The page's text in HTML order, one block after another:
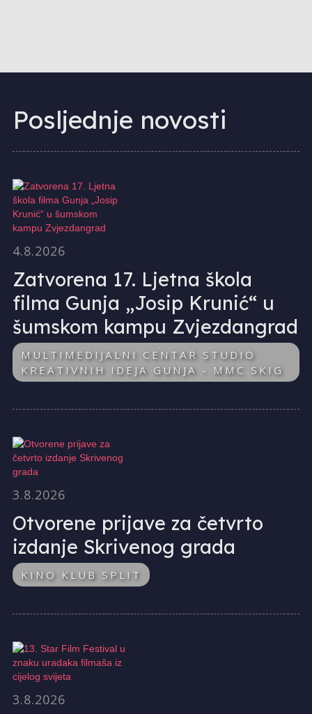
Posljednje novosti
4.8.2026
Zatvorena 17. Ljetna škola
filma Gunja „Josip Krunić“ u
šumskom kampu Zvjezdangrad
MULTIMEDIJALNI CENTAR STUDIO
KREATIVNIH IDEJA GUNJA - MMC SKIG
3.8.2026
Otvorene prijave za četvrto
izdanje Skrivenog grada
KINO KLUB SPLIT
3.8.2026